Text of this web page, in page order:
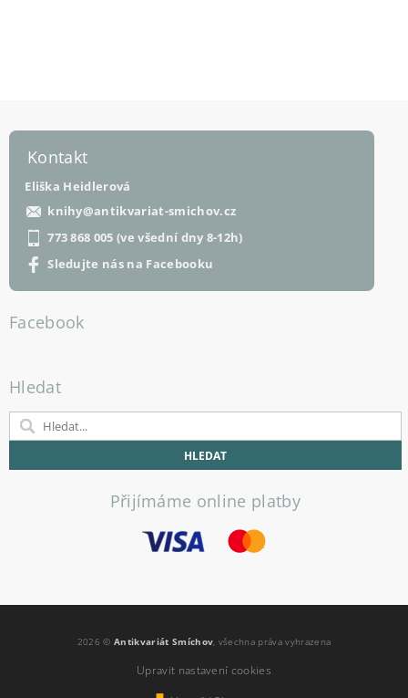
Kontakt
Eliška Heidlerová
knihy@antikvariat-smichov.cz
773 868 005 (ve všední dny 8-12h)
Sledujte nás na Facebooku
Facebook
Hledat
Přijímáme online platby
2026 ©Antikvariát Smíchov , všechna práva vyhrazena
Upravit nastavení cookies